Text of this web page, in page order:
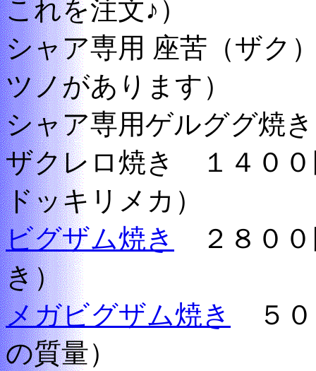
これを注文♪）
シャア専用 座苦（ザ
ツノがあります）
シャア専用ゲルググ焼
ザクレロ焼き １４０
ドッキリメカ）
ビグザム焼き
２８０
き）
メガビグザム焼き
５０
の質量）